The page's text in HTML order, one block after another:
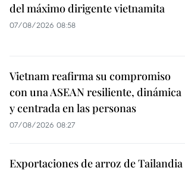
del máximo dirigente vietnamita
07/08/2026 08:58
Vietnam reafirma su compromiso
con una ASEAN resiliente, dinámica
y centrada en las personas
07/08/2026 08:27
Exportaciones de arroz de Tailandia